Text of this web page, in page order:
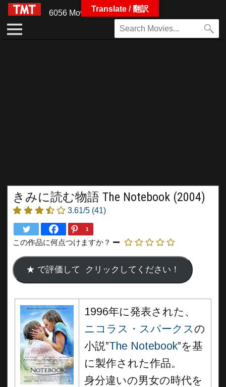
6056 Movies
きみに読む物語 The Notebook (2004)
3.61/5 (41)
1
この作品に何点つけますか？
1996年に発表された、
ニコラス・スパークスの
小説”The Notebook”を基
に製作された作品。
身分違いの男女の時代を
Translate / 翻訳